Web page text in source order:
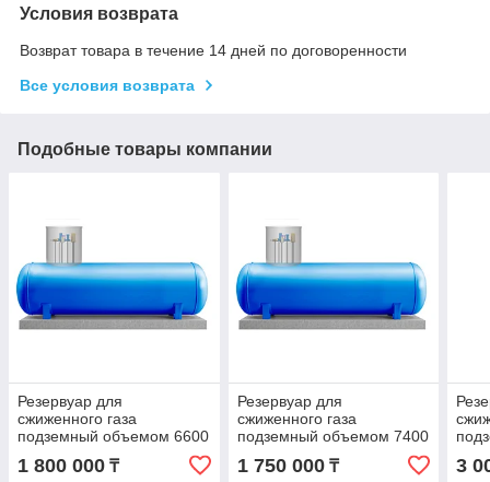
Условия возврата
Возврат товара в течение 14 дней по договоренности
Все условия возврата
Подобные товары компании
Резервуар для
сжиженного газа
подземный объемом 6600
литров с патрубками
1 800 000 ₸
Резервуар для
сжиженного газа
подземный объемом 7400
литров с патрубками
1 750 000₸ 3